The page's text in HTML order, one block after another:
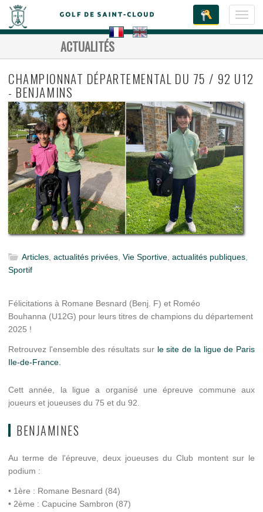
ACTUALITÉS
CHAMPIONNAT DÉPARTEMENTAL DU 75 / 92 U12
- BENJAMINS
Articles actualités privées Vie Sportive actualités publiques
Sportif
Félicitations à Romane Besnard (Benj. F) et Roméo
Bouhanna (U12G) pour leurs titres de champions du département
2025 !
Retrouvez l'ensemble des résultats sur le site de la ligue de Paris
Ile-de-France.
Cett année, la ligue a organisé une épreuve commune aux
joueurs et joueuses du 75 et du 92.
BENJAMINES
Au terme de l'épreuve, deux joueuses du Club montent sur le
podium :
• 1ère : Romane Besnard (84)
• 2ème : Capucine Sambron (87)